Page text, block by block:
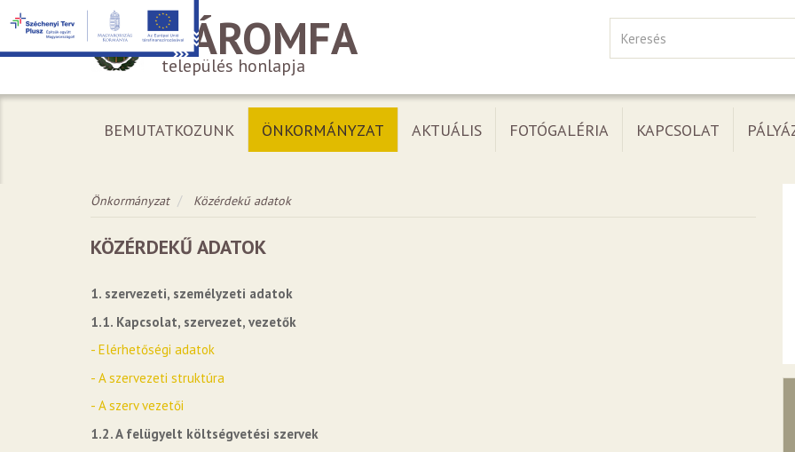
HÁROMFA
település honlapja
BEMUTATKOZUNK ÖNKORMÁNYZAT AKTUÁLIS FOTÓGALÉRIA KAPCSOLAT
Önkormányzat Közérdekű adatok
KÖZÉRDEKŰ ADATOK
1. szervezeti, személyzeti adatok
1.1. Kapcsolat, szervezet, vezetők
- Elérhetőségi adatok
- A szervezeti struktúra
- A szerv vezetői
1.2. A felügyelt költségvetési szervek